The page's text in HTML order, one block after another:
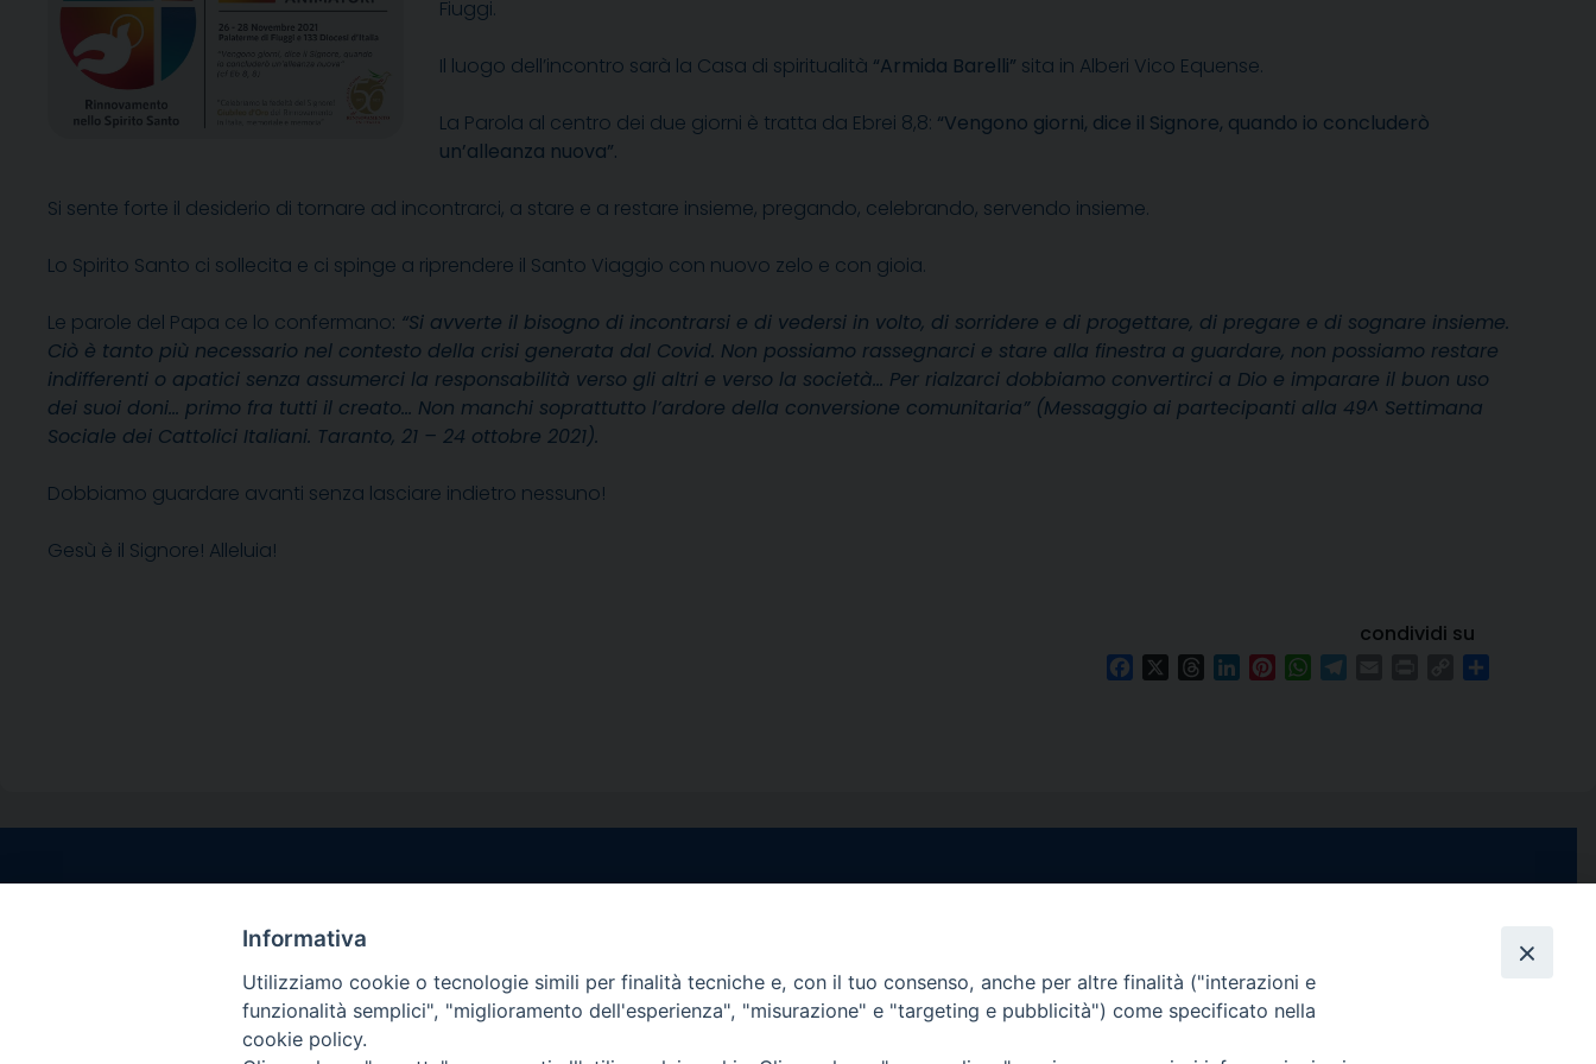
Fiuggi.
Il luogo dell’incontro sarà la Casa di spiritualità “Armida Barelli” sita in Alberi Vico Equense.
La Parola al centro dei due giorni è tratta da Ebrei 8,8: “Vengono giorni, dice il Signore, quando io concluderò
un’alleanza nuova”.
Si sente forte il desiderio di tornare ad incontrarci, a stare e a restare insieme, pregando, celebrando, servendo insieme.
Lo Spirito Santo ci sollecita e ci spinge a riprendere il Santo Viaggio con nuovo zelo e con gioia.
Le parole del Papa ce lo confermano: “Si avverte il bisogno di incontrarsi e di vedersi in volto, di sorridere e di progettare, di pregare e di sognare insieme.
Ciò è tanto più necessario nel contesto della crisi generata dal Covid. Non possiamo rassegnarci e stare alla finestra a guardare, non possiamo restare
indifferenti o apatici senza assumerci la responsabilità verso gli altri e verso la società… Per rialzarci dobbiamo convertirci a Dio e imparare il buon uso
dei suoi doni… primo fra tutti il creato… Non manchi soprattutto l’ardore della conversione comunitaria” (Messaggio ai partecipanti alla 49^ Settimana
Sociale dei Cattolici Italiani. Taranto, 21 – 24 ottobre 2021).
Dobbiamo guardare avanti senza lasciare indietro nessuno!
Gesù è il Signore! Alleluia!
condividi su
FacebookThreadsLinkedInPinterestWhatsApp
Copy
Via Santa Maria della Pietà, 44 – 80067
Sorrento (NA)
tel. 0818781244
Giorni ed Orari Apertura Uffici:
Venerdì ore 09:30 – 12:30
tel. 0818714501
Giorni ed Orari Apertura Uffici:
YouTube
Channel
Feed
Informativa
Utilizziamo cookie o tecnologie simili per finalità tecniche e, con il tuo consenso, anche per altre finalità ("interazioni e
funzionalità semplici", "miglioramento dell'esperienza", "misurazione" e "targeting e pubblicità") come specificato nella
cookie policy.